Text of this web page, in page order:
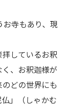
寺もあり、現
しているお釈
、お釈迦様が
どの世界にも
」（しゃかむ